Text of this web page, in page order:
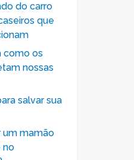
do carro
que
como os
nossas
salvar sua
um mamão
no